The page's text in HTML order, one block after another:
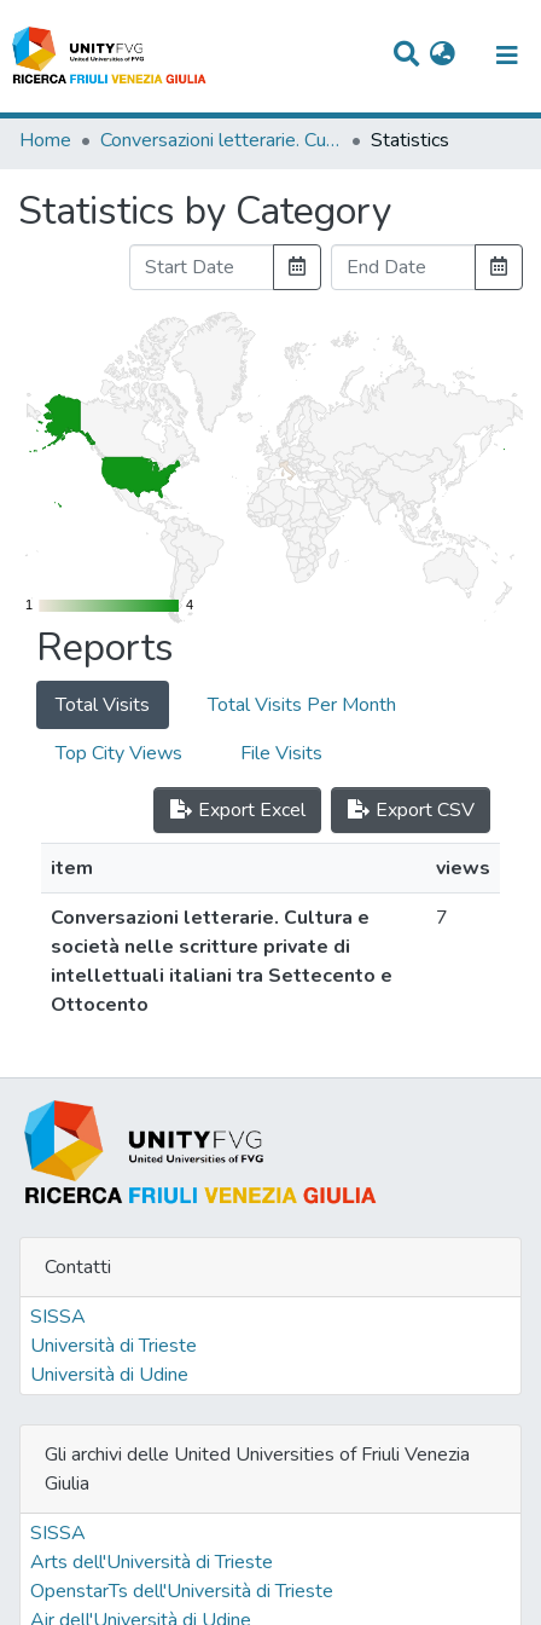
Titles
People
Home Conversazioni letterarie. Cultura e società nelle scritture private di intellettuali italiani tra Settecento e Ottocento Statistics
Statistics by Category
11 4
4
Reports
Total Visits
Total Visits Per Month
Top City Views
File Visits
Export Excel Export CSV
item
views
Conversazioni letterarie. Cultura e
società nelle scritture private di
intellettuali italiani tra Settecento e
Ottocento
7
Contatti
SISSA
Università di Trieste
Università di Udine
Gli archivi delle United Universities of Friuli Venezia
Giulia
SISSA
Arts dell'Università di Trieste
OpenstarTs dell'Università di Trieste